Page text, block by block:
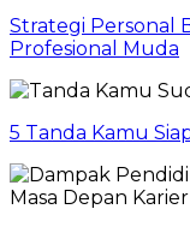
Strategi Personal
Profesional Muda
5 Tanda Kamu